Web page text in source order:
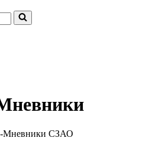
Мневники СЗАО